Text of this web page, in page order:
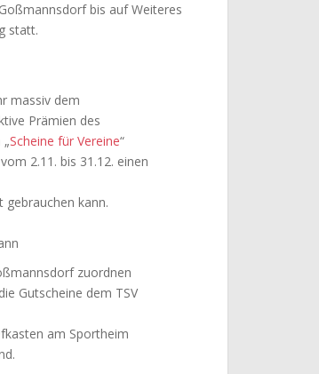
bis auf Weiteres
statt.
massiv dem
Prämien des
Scheine für Vereine“
2.11. bis 31.12. einen
gebrauchen kann.
zuordnen
Gutscheine dem TSV
am Sportheim